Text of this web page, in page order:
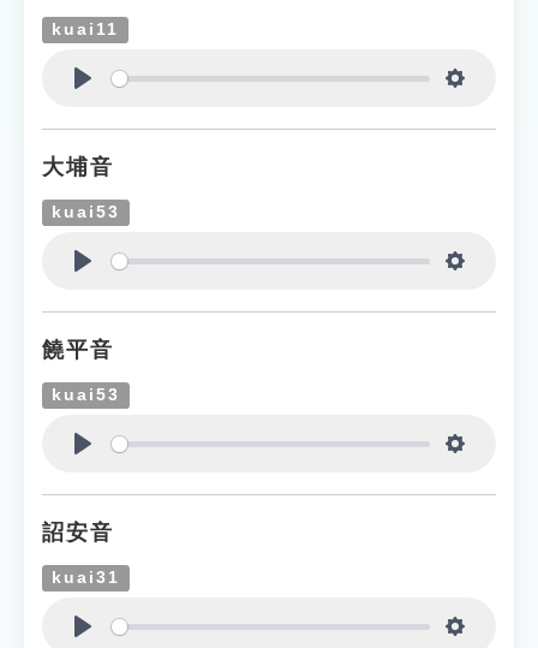
kuai11
大埔音
kuai53
饒平音
kuai53
詔安音
kuai31